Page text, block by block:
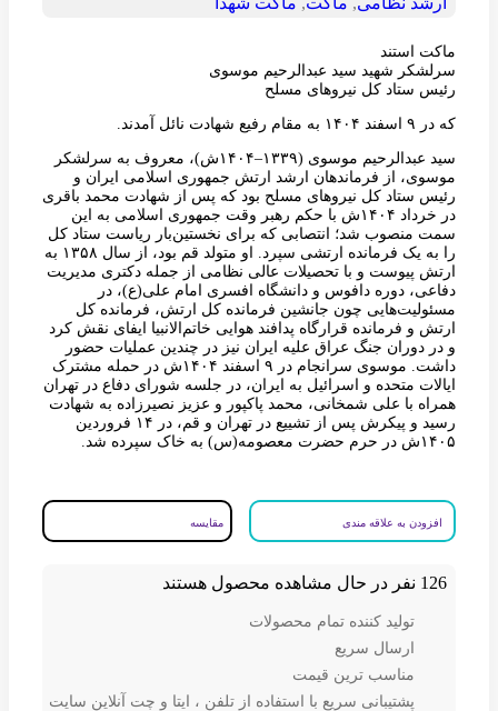
ماکت استند
سرلشکر شهید سید عبدالرحیم موسوی
رئیس ستاد کل نیروهای مسلح
که در ۹ اسفند ۱۴۰۴ به مقام رفیع شهادت نائل آمدند.
سید عبدالرحیم موسوی (۱۳۳۹–۱۴۰۴ش)، معروف به سرلشکر
موسوی، از فرماندهان ارشد ارتش جمهوری اسلامی ایران و
رئیس ستاد کل نیروهای مسلح بود که پس از شهادت محمد باقری
در خرداد ۱۴۰۴ش با حکم رهبر وقت جمهوری اسلامی به این
سمت منصوب شد؛ انتصابی که برای نخستین‌بار ریاست ستاد کل
را به یک فرمانده ارتشی سپرد. او متولد قم بود، از سال ۱۳۵۸ به
ارتش پیوست و با تحصیلات عالی نظامی از جمله دکتری مدیریت
دفاعی، دوره دافوس و دانشگاه افسری امام علی(ع)، در
مسئولیت‌هایی چون جانشین فرمانده کل ارتش، فرمانده کل
ارتش و فرمانده قرارگاه پدافند هوایی خاتم‌الانبیا ایفای نقش کرد
و در دوران جنگ عراق علیه ایران نیز در چندین عملیات حضور
داشت. موسوی سرانجام در ۹ اسفند ۱۴۰۴ش در حمله مشترک
ایالات متحده و اسرائیل به ایران، در جلسه شورای دفاع در تهران
همراه با علی شمخانی، محمد پاکپور و عزیز نصیرزاده به شهادت
رسید و پیکرش پس از تشییع در تهران و قم، در ۱۴ فروردین
۱۴۰۵ش در حرم حضرت معصومه(س) به خاک سپرده شد.
افزودن به علاقه مندی مقایسه
126 نفر در حال مشاهده محصول هستند
تولید کننده تمام محصولات
ارسال سریع
مناسب ترین قیمت
پشتیبانی سریع با استفاده از تلفن ، ایتا و چت آنلاین سایت